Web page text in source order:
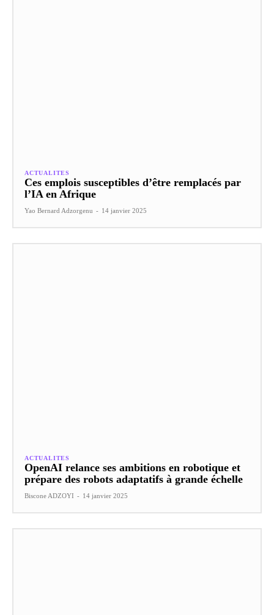
ACTUALITES
Ces emplois susceptibles d’être remplacés par
l’IA en Afrique
Yao Bernard Adzorgenu - 14 janvier 2025
ACTUALITES
OpenAI relance ses ambitions en robotique et
prépare des robots adaptatifs à grande échelle
Biscone ADZOYI - 14 janvier 2025